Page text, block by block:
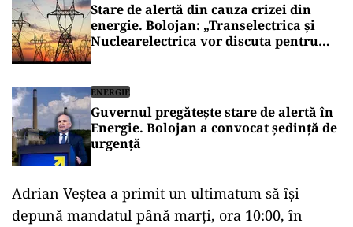
Stare de alertă din cauza crizei din
energie. Bolojan: „Transelectrica și
Nuclearelectrica vor discuta pentru
ENERGIE
Guvernul pregătește stare de alertă în
Energie. Bolojan a convocat ședință de
urgență
Adrian Veștea a primit un ultimatum să își
depună mandatul până marți, ora 10:00, în